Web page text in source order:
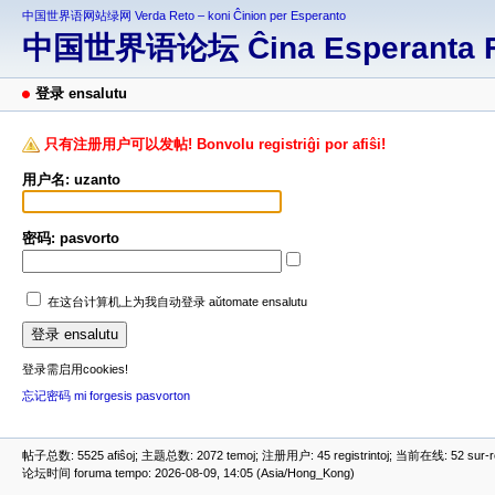
中国世界语网站绿网 Verda Reto – koni Ĉinion per Esperanto
中国世界语论坛 Ĉina Esperanta
登录 ensalutu
只有注册用户可以发帖! Bonvolu registriĝi por afiŝi!
用户名: uzanto
密码: pasvorto
在这台计算机上为我自动登录 aŭtomate ensalutu
登录需启用cookies!
忘记密码 mi forgesis pasvorton
帖子总数: 5525 afiŝoj; 主题总数: 2072 temoj; 注册用户: 45 registrintoj; 当前在线: 52
论坛时间 foruma tempo: 2026-08-09, 14:05 (Asia/Hong_Kong)